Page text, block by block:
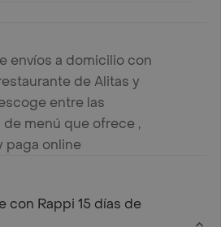
envíos a domicilio con
de Alitas y
entre las
menú que ofrece ,
paga online
con Rappi 15 días de